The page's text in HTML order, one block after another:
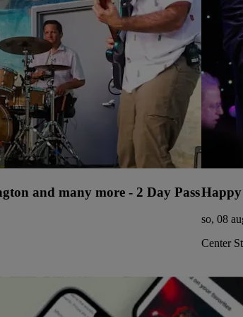
and many more - 2 Day PassHappy
so, 08
Center